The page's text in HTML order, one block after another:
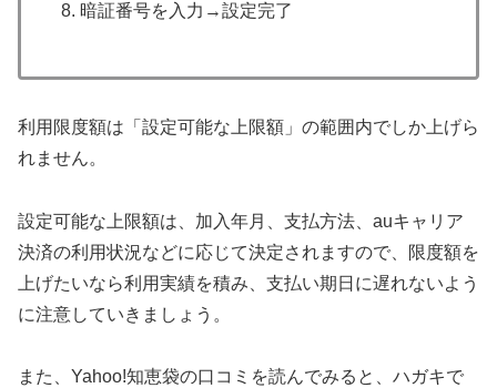
暗証番号を入力→設定完了
利用限度額は「設定可能な上限額」の範囲内でしか上げら
れません。
設定可能な上限額は、加入年月、支払方法、auキャリア
決済の利用状況などに応じて決定されますので、限度額を
上げたいなら利用実績を積み、支払い期日に遅れないよう
に注意していきましょう。
また、Yahoo!知恵袋の口コミを読んでみると、ハガキで